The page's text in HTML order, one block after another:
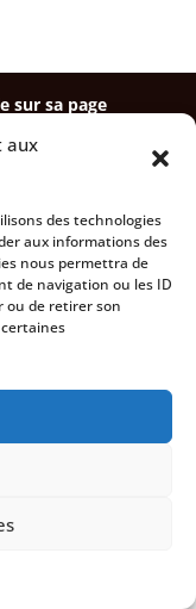
aux
des technologies
aux informations des
nous permettra de
de navigation ou les ID
ou de retirer son
sur sa page
2026 -
légales -